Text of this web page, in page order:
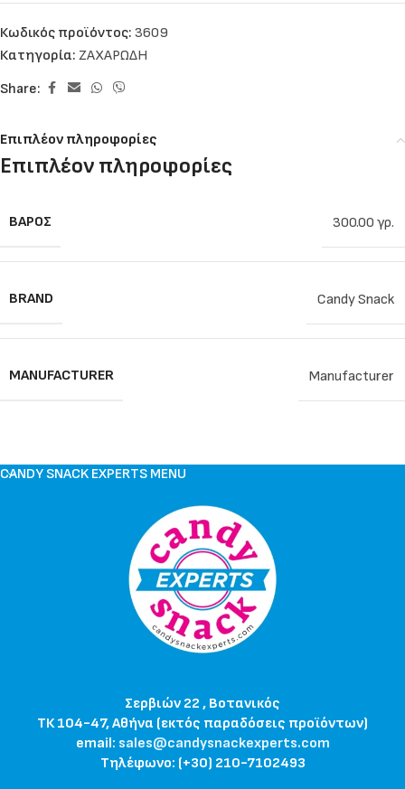
Κωδικός προϊόντος: 3609
Κατηγορία: ΖΑΧΑΡΩΔΗ
Share:
Επιπλέον πληροφορίες
Επιπλέον πληροφορίες
ΒΆΡΟΣ 300.00 γρ.
BRAND Candy Snack
MANUFACTURER Manufacturer
CANDY SNACK EXPERTS MENU
Σερβιών 22 , Βοτανικός
ΤΚ 104-47, Αθήνα (εκτός παραδόσεις προϊόντων)
email: sales@candysnackexperts.com
Τηλέφωνο: (+30) 210-7102493